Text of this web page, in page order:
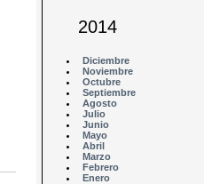
2014
Diciembre
Noviembre
Octubre
Septiembre
Agosto
Julio
Junio
Mayo
Abril
Marzo
Febrero
Enero